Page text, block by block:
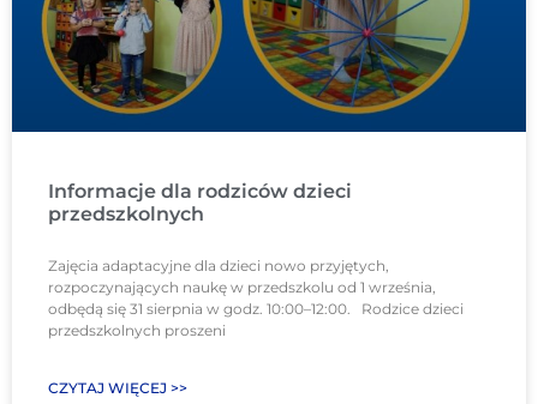
Informacje dla rodziców dzieci
przedszkolnych
Zajęcia adaptacyjne dla dzieci nowo przyjętych,
rozpoczynających naukę w przedszkolu od 1 września,
odbędą się 31 sierpnia w godz. 10:00–12:00. Rodzice dzieci
przedszkolnych proszeni
CZYTAJ WIĘCEJ >>